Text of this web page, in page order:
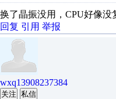
换了晶振没用，CPU好像没
回复 引用 举报
wxq13908237384
关注 私信